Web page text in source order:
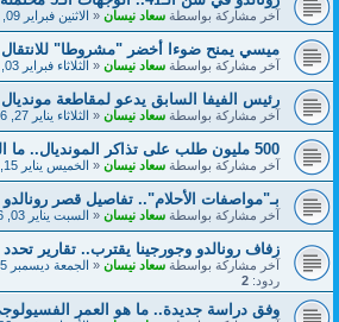
آخر مشاركة بواسطةسعاد نيسان«الاثنين فبراير 09, 2026 11:46 am
ميسي يمنح ضوءا أخضر "مشروطا"
آخر مشاركة بواسطةسعاد نيسان«الثلاثاء فبراير 03, 2026 10:27 am
رئيس الفيفا السابق يدعو لمقاطعة مونديال 2026
آخر مشاركة بواسطةسعاد نيسان«الثلاثاء يناير 27, 2026 10:47 am
500 مليون طلب على تذاكر المونديال.. ما المباراة الأكثر طلبا؟
آخر مشاركة بواسطةسعاد نيسان«الخميس يناير 15, 2026 2:23 pm
بـ"مواصفات الأحلام".. تفاصيل قصر رونالدو
آخر مشاركة بواسطةسعاد نيسان«السبت يناير 03, 2026 12:04 pm
زفاف رونالدو وجورجينا يقترب.. تقارير تحدد
آخر مشاركة بواسطةسعاد نيسان«الجمعة ديسمبر 05, 2025 12:04 pm
ردود: 2
وفق دراسة جديدة.. ما هو العمر